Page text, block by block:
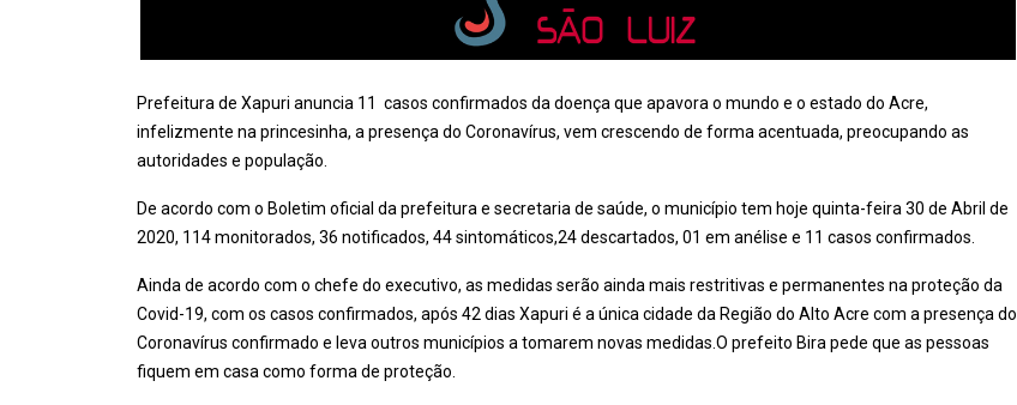
Prefeitura de Xapuri anuncia 11 casos confirmados da doença que apavora o mundo e o estado do Acre,
infelizmente na princesinha, a presença do Coronavírus, vem crescendo de forma acentuada, preocupando as
autoridades e população.
De acordo com o Boletim oficial da prefeitura e secretaria de saúde, o município tem hoje quinta-feira 30 de Abril de
2020, 114 monitorados, 36 notificados, 44 sintomáticos,24 descartados, 01 em anélise e 11 casos confirmados.
Ainda de acordo com o chefe do executivo, as medidas serão ainda mais restritivas e permanentes na proteção da
Covid-19, com os casos confirmados, após 42 dias Xapuri é a única cidade da Região do Alto Acre com a presença do
Coronavírus confirmado e leva outros municípios a tomarem novas medidas.O prefeito Bira pede que as pessoas
fiquem em casa como forma de proteção.